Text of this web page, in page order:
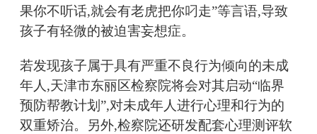
果你不听话,就会有老虎把你叼走”等言语,导致
孩子有轻微的被迫害妄想症。
若发现孩子属于具有严重不良行为倾向的未成
年人,天津市东丽区检察院将会对其启动“临界
预防帮教计划”,对未成年人进行心理和行为的
双重矫治。另外,检察院还研发配套心理测评软